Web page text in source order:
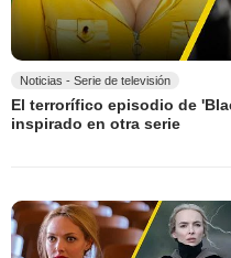
Noticias - Serie de televisión
El terrorífico episodio de
inspirado en otra serie